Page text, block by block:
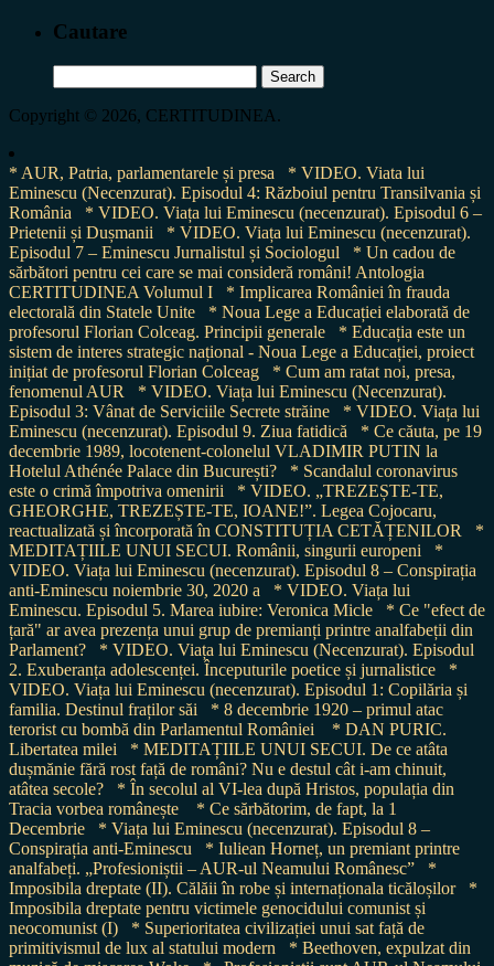
Cautare
for:
Copyright © 2026, CERTITUDINEA.
* AUR, Patria, parlamentarele și presa
* VIDEO. Viata lui
Eminescu (Necenzurat). Episodul 4: Războiul pentru Transilvania și
România
* VIDEO. Viața lui Eminescu (necenzurat). Episodul 6 –
Prietenii și Dușmanii
* VIDEO. Viața lui Eminescu (necenzurat).
Episodul 7 – Eminescu Jurnalistul și Sociologul
* Un cadou de
sărbători pentru cei care se mai consideră români! Antologia
CERTITUDINEA Volumul I
* Implicarea României în frauda
electorală din Statele Unite
* Noua Lege a Educației elaborată de
profesorul Florian Colceag. Principii generale
* Educația este un
sistem de interes strategic național - Noua Lege a Educației, proiect
inițiat de profesorul Florian Colceag
* Cum am ratat noi, presa,
fenomenul AUR
* VIDEO. Viața lui Eminescu (Necenzurat).
Episodul 3: Vânat de Serviciile Secrete străine
* VIDEO. Viața lui
Eminescu (necenzurat). Episodul 9. Ziua fatidică
* Ce căuta, pe 19
decembrie 1989, locotenent-colonelul VLADIMIR PUTIN la
Hotelul Athénée Palace din București?
* Scandalul coronavirus
este o crimă împotriva omenirii
* VIDEO. „TREZEȘTE-TE,
GHEORGHE, TREZEȘTE-TE, IOANE!”. Legea Cojocaru,
reactualizată și încorporată în CONSTITUȚIA CETĂȚENILOR
*
MEDITAȚIILE UNUI SECUI. Românii, singurii europeni
*
VIDEO. Viața lui Eminescu (necenzurat). Episodul 8 – Conspirația
anti-Eminescu noiembrie 30, 2020 a
* VIDEO. Viața lui
Eminescu. Episodul 5. Marea iubire: Veronica Micle
* Ce "efect de
țară" ar avea prezența unui grup de premianți printre analfabeții din
Parlament?
* VIDEO. Viața lui Eminescu (Necenzurat). Episodul
2. Exuberanța adolescenței. Începuturile poetice și jurnalistice
*
VIDEO. Viața lui Eminescu (necenzurat). Episodul 1: Copilăria și
familia. Destinul fraților săi
* 8 decembrie 1920 – primul atac
terorist cu bombă din Parlamentul României
* DAN PURIC.
Libertatea milei
* MEDITAȚIILE UNUI SECUI. De ce atâta
dușmănie fără rost față de români? Nu e destul cât i-am chinuit,
atâtea secole?
* În secolul al VI-lea după Hristos, populația din
Tracia vorbea românește
* Ce sărbătorim, de fapt, la 1
Decembrie
* Viața lui Eminescu (necenzurat). Episodul 8 –
Conspirația anti-Eminescu
* Iuliean Horneț, un premiant printre
analfabeți. „Profesioniștii – AUR-ul Neamului Românesc”
*
Imposibila dreptate (II). Călăii în robe și internaționala ticăloșilor
*
Imposibila dreptate pentru victimele genocidului comunist și
neocomunist (I)
* Superioritatea civilizației unui sat față de
primitivismul de lux al statului modern
* Beethoven, expulzat din